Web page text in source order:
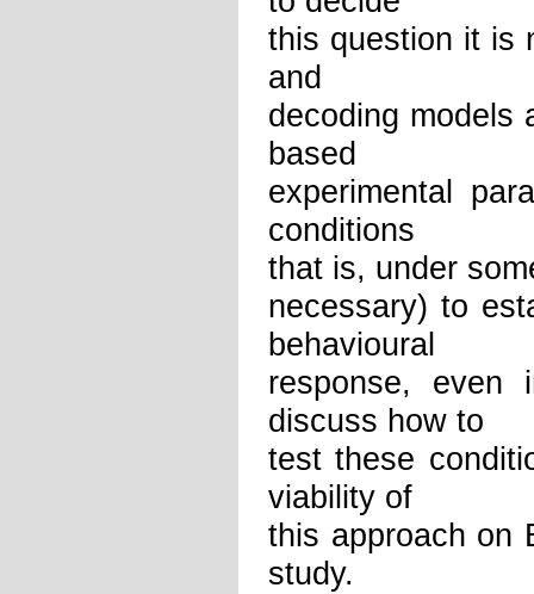
this question it is
and
decoding models
based
experimental
conditions
that is, under
necessary) to
behavioural
response, even
discuss how to
test these
viability of
this approach on
study.